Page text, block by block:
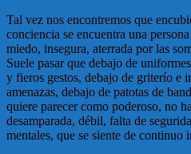
Tal vez nos encontremos que
conciencia se encuentra una
miedo, insegura, aterrada por las
Suele pasar que debajo de
y fieros gestos, debajo de griterío e
amenazas, debajo de patotas de
quiere parecer como poderoso, no
desamparada, débil, falta de
mentales, que se siente de continuo